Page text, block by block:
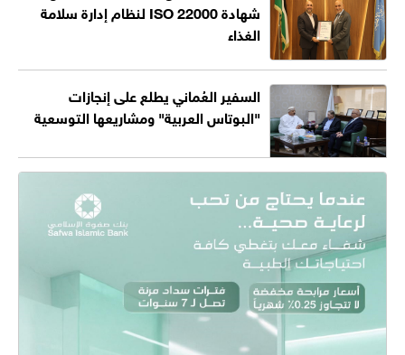
شهادة ISO 22000 لنظام إدارة سلامة
الغذاء
السفير العُماني يطلع على إنجازات
"البوتاس العربية" ومشاريعها التوسعية